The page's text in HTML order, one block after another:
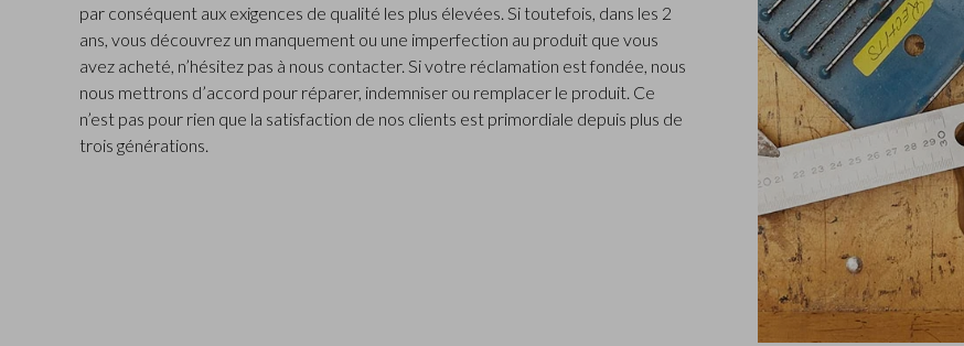
par conséquent aux exigences de qualité les plus élevées. Si toutefois, dans les 2
ans, vous découvrez un manquement ou une imperfection au produit que vous
avez acheté, n’hésitez pas à nous contacter. Si votre réclamation est fondée, nous
nous mettrons d’accord pour réparer, indemniser ou remplacer le produit. Ce
n’est pas pour rien que la satisfaction de nos clients est primordiale depuis plus de
trois générations.